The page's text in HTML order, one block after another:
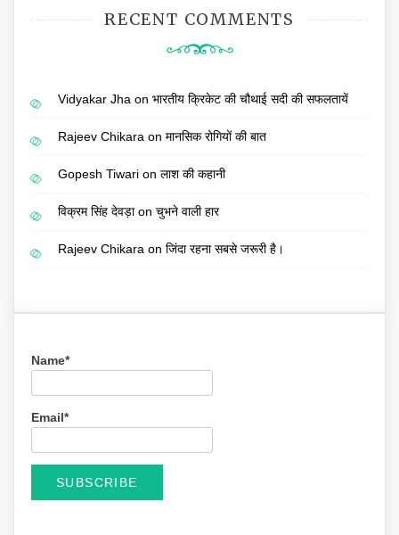
RECENT COMMENTS
Vidyakar Jha on भारतीय क्रिकेट की चौथाई सदी की सफलतायें
Rajeev Chikara on मानसिक रोगियों की बात
Gopesh Tiwari on लाश की कहानी
विक्रम सिंह देवड़ाon चुभने वाली हार
Rajeev Chikara on जिंदा रहना सबसे जरूरी है।
Name*
Email*